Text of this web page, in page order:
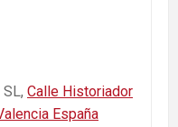
Calle Historiador
España